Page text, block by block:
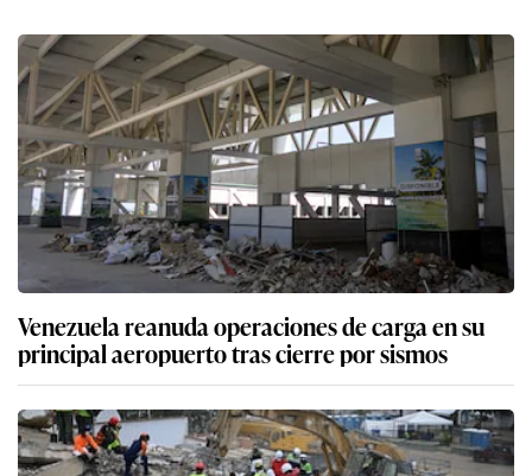
Venezuela reanuda operaciones de carga en su
principal aeropuerto tras cierre por sismos